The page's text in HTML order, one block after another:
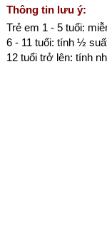
Thông tin lưu ý:
Trẻ em 1 - 5 tuổi:
6 - 11 tuổi: tính ½
12 tuổi trở lên: tính